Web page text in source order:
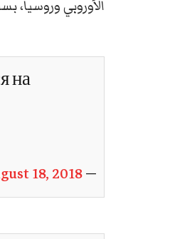
الأوروبي
на
— Кремлевский пул РИА (@Kremlinpool_RIA)
18, 2018